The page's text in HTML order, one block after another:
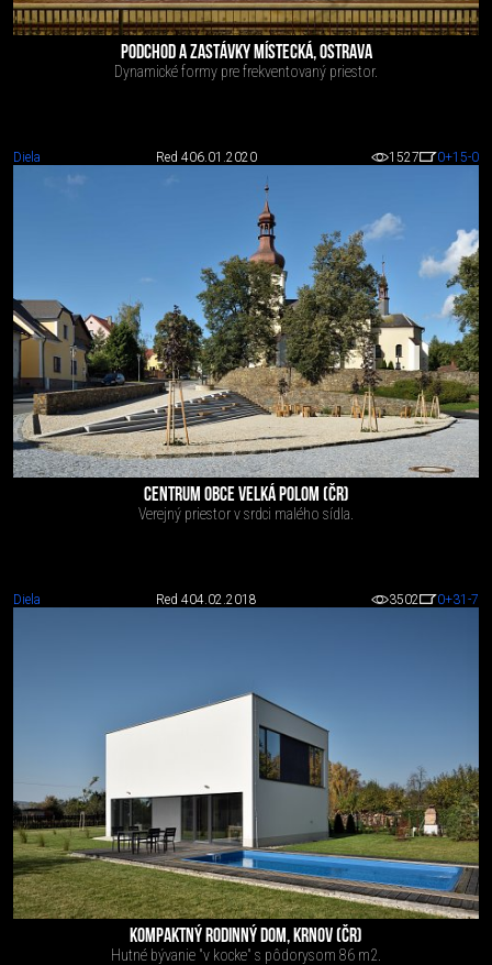
PODCHOD A ZASTÁVKY MÍSTECKÁ, OSTRAVA
Dynamické formy pre frekventovaný priestor.
Diela Red 406.01.2020 1527 0+15-0
CENTRUM OBCE VELKÁ POLOM (ČR)
Verejný priestor v srdci malého sídla.
Diela Red 404.02.2018 3502 0+31 -7
KOMPAKTNÝ RODINNÝ DOM, KRNOV (ČR)
Hutné bývanie "v kocke" s pôdorysom 86 m2.